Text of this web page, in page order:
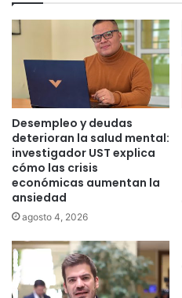
Desempleo y deudas
deterioran la salud mental:
investigador UST explica
cómo las crisis
económicas aumentan la
ansiedad
agosto 4, 2026